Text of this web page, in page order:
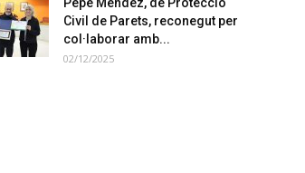
Civil de Parets, reconegut per
col·laborar amb...
02/12/2025